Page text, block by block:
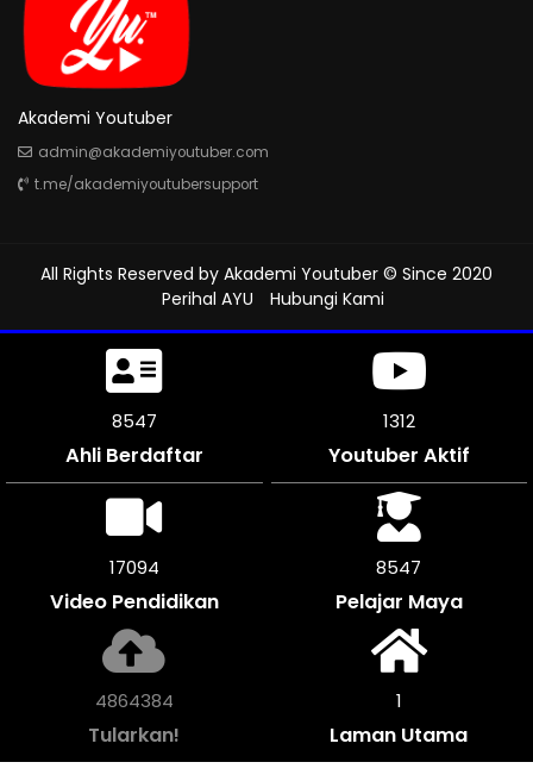
Akademi Youtuber
admin@akademiyoutuber.com
t.me/akademiyoutubersupport
All Rights Reserved by Akademi Youtuber © Since 2020
Perihal AYU
Hubungi Kami
8859
Ahli Berdaftar
1312
Youtuber Aktif
17712
Video Pendidikan
8856
Pelajar Maya
5042016
Tularkan!
1
Laman Utama